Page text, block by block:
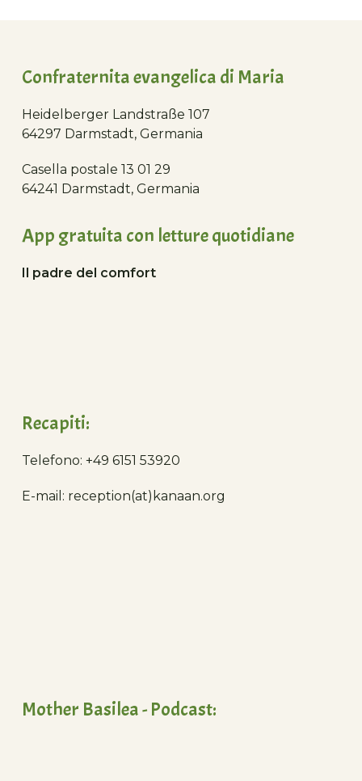
Confraternita evangelica di Maria
Heidelberger Landstraße 107
64297 Darmstadt, Germania
Casella postale 13 01 29
64241 Darmstadt, Germania
App gratuita con letture quotidiane
Il padre del comfort
Recapiti:
Telefono: +49 6151 53920
E-mail: reception(at)kanaan.org
Mother Basilea - Podcast: